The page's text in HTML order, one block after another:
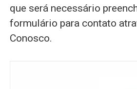
que será necessário
formulário para contato
Conosco.